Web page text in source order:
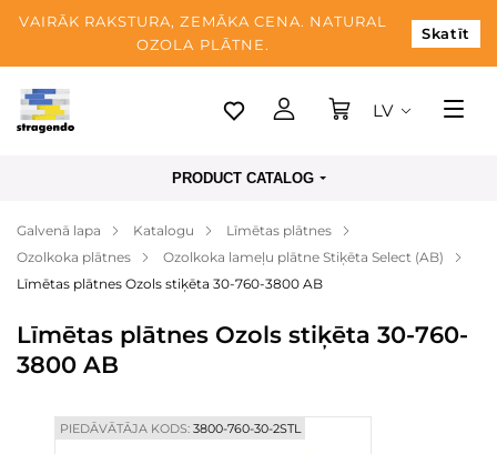
VAIRĀK RAKSTURA, ZEMĀKA CENA. NATURAL
OZOLA PLĀTNE.
Skatīt
Tallina
Apmaksa
Par mums
Blogs
Kontaktinformācija
LV
PRODUCT CATALOG
Galvenā lapa Katalogu
Līmētas plātnes
Ozolkoka plātnes
Ozolkoka lameļu plātne Stiķēta Select (AB)
Līmētas plātnes Ozols stiķēta 30-760-3800 AB
Līmētas plātnes Ozols stiķēta 30-760-
3800 AB
PIEDĀVĀTĀJA KODS:3800-760-30-2STL